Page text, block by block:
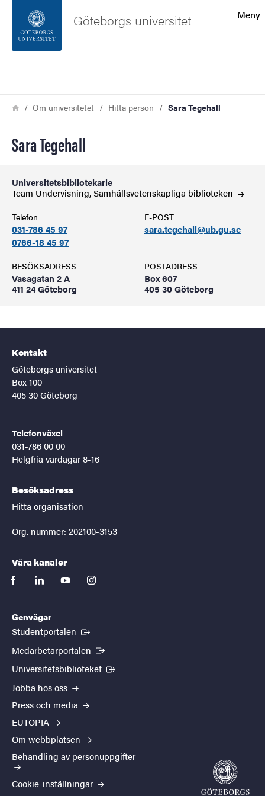
Sidfoten
Meny
Göteborgs universitet
Länkstig
HemOm universitetet Hitta person Sara Tegehall
Sara Tegehall
Universitetsbibliotekarie
Team Undervisning, Samhällsvetenskapliga biblioteken
Telefon
031-786 45 97
0766-18 45 97
E-POST
sara.tegehall@ub.gu.se
BESÖKSADRESS
Vasagatan 2 A
411 24 Göteborg
POSTADRESS
Box 607
405 30 Göteborg
Kontakt
Göteborgs universitet
Box 100
405 30 Göteborg
Telefonväxel
031-786 00 00
Helgfria vardagar 8-16
Besöksadress
Hitta organisation
Org. nummer: 202100-3153
Våra kanaler
facebooklinkedinyoutubeinstagram
Genvägar
Studentportalen (Extern länk)
Medarbetarportalen (Extern länk)
Universitetsbiblioteket (Extern länk)
Jobba hos oss
Press och media
EUTOPIA
Om webbplatsen
Behandling av personuppgifter
Cookie-inställningar